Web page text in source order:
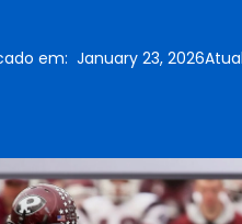
em:January 23, 2026